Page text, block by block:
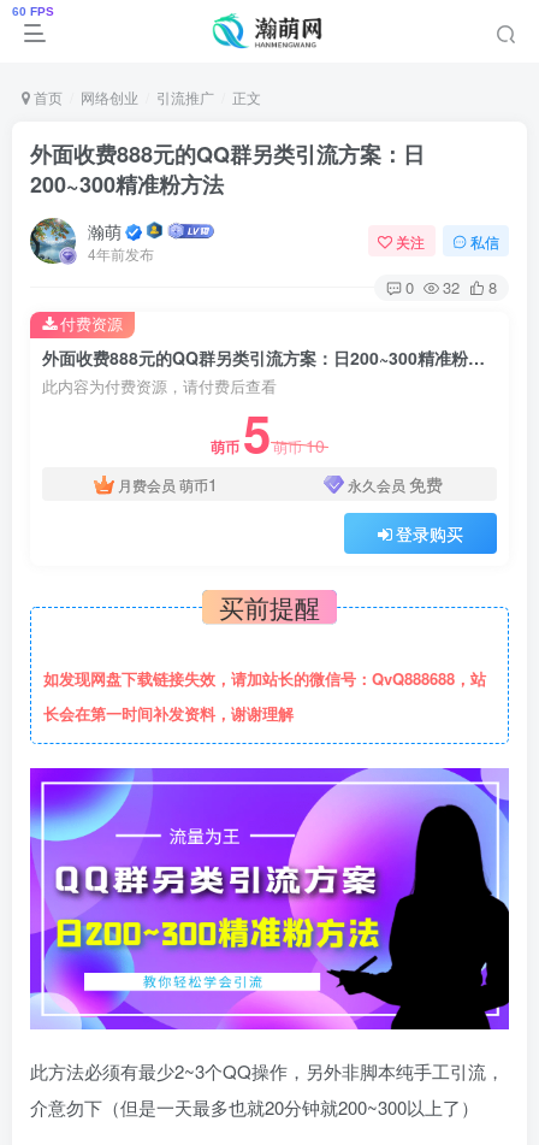
首页 网络创业 引流推广 正文
外面收费888元的QQ群另类引流方案：日
200~300精准粉方法
瀚萌
4年前发布
关注 私信
0 32 8
外面收费888元的QQ群另类引流方案：日200~300精准粉方法
此内容为付费资源，请付费后查看
萌币 5萌币10
月费会员 萌币1 永久会员 免费
登录购买
付费资源
买前提醒
如发现网盘下载链接失效，请加站长的微信号：QvQ888688，站
长会在第一时间补发资料，谢谢理解
此方法必须有最少2~3个QQ操作，另外非脚本纯手工引流，
介意勿下（但是一天最多也就20分钟就200~300以上了）